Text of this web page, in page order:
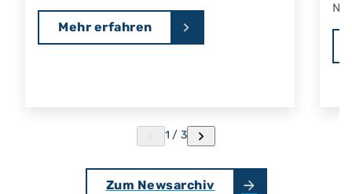
Mehr erfahren
1 / 3
Zum Newsarchiv